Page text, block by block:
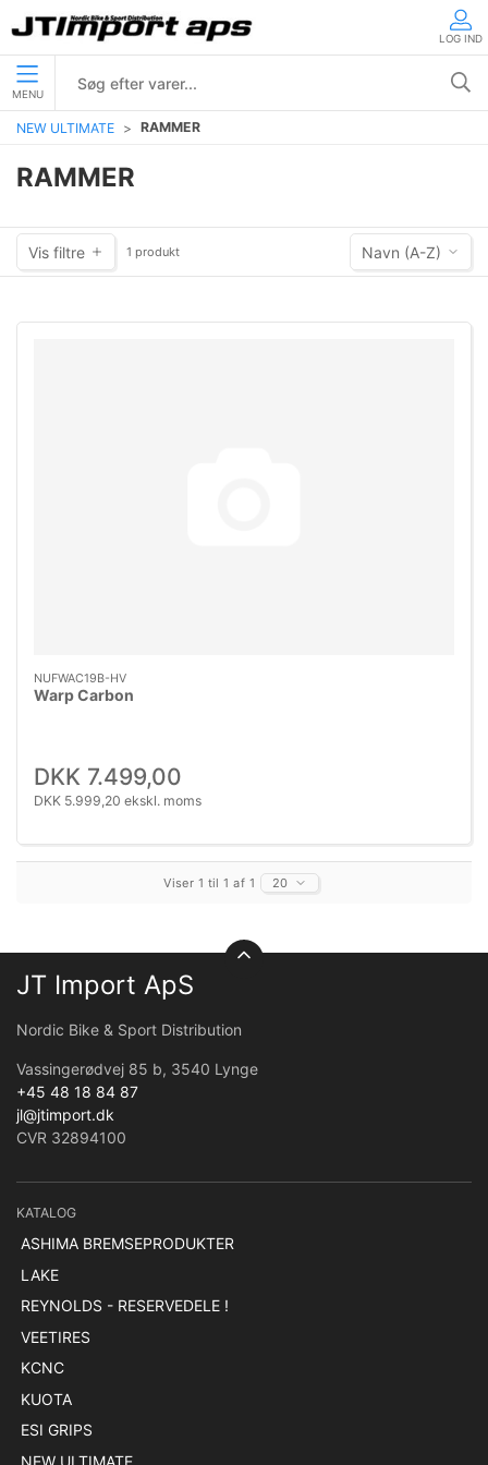
LOG IND
MENU
NEW ULTIMATE RAMMER
RAMMER
Vis filtre 1 produkt Navn (A-Z)
NUFWAC19B-HV
Warp Carbon
DKK 7.499,00
DKK 5.999,20 ekskl. moms
Viser 1 til 1 af 1 20
JT Import ApS
Nordic Bike & Sport Distribution
Vassingerødvej 85 b, 3540 Lynge
+45 48 18 84 87
jl@jtimport.dk
CVR 32894100
KATALOG
ASHIMA BREMSEPRODUKTER
LAKE
REYNOLDS - RESERVEDELE !
VEETIRES
KCNC
KUOTA
ESI GRIPS
NEW ULTIMATE